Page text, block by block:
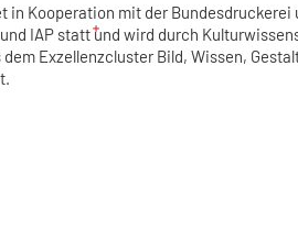
in Kooperation mit der Bundesdruckerei
IAP statt und wird durch
Exzellenzcluster Bild, Wissen,